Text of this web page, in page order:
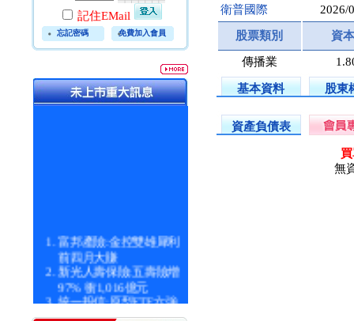
記住EMail
忘記密碼 免費加入會員
富邦產險:金控雙雄犀利
前四月大賺
新光人壽保險:五壽險增
97% 衝1,016億元
統一投信:原型ETF六強
衛普國際 2026/
股票類別 資
傳播業
基本資料 股東
資產負債表
無